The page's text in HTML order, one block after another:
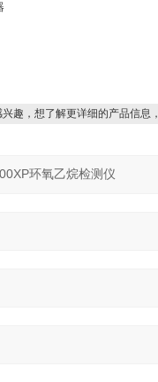
兴趣，想了解更详细的产品信息